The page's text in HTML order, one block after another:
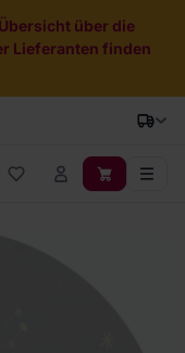
über die
Lieferanten finden